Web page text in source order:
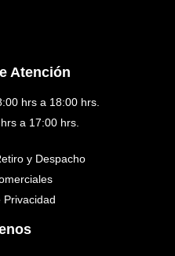
Atención
hrs a 18:00 hrs.
a 17:00 hrs.
y Despacho
Privacidad